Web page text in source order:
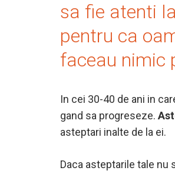
sa fie atenti
pentru ca
faceau nimic
In cei 30-40 de ani in
gand sa progreseze.
asteptari inalte de la ei.
Daca asteptarile tale nu